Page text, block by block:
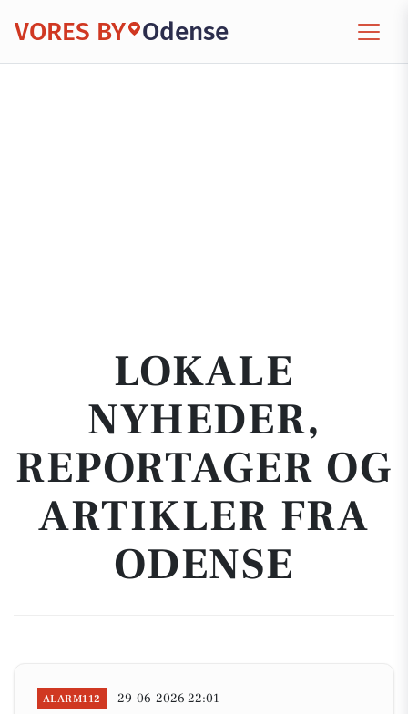
VORES BY Odense
LOKALE
NYHEDER,
REPORTAGER OG
ARTIKLER FRA
ODENSE
ALARM112 29-06-2026 22:01